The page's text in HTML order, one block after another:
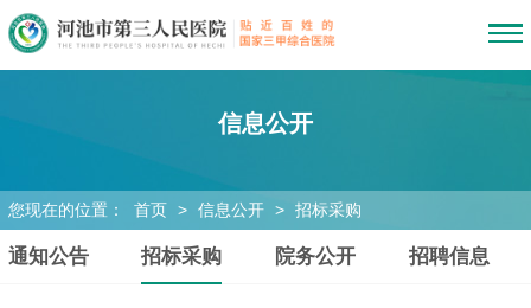
信息公开
您现在的位置： 首页 > 信息公开 > 招标采购
通知公告 招标采购 院务公开 招聘信息